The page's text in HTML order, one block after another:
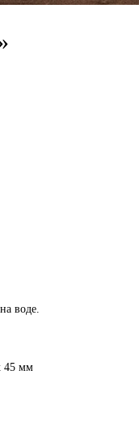
воде.
45 мм